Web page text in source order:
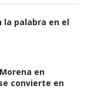
la palabra en el
en
convierte en